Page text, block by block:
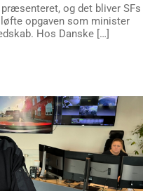
og det bliver SFs
opgaven som minister
Hos Danske […]